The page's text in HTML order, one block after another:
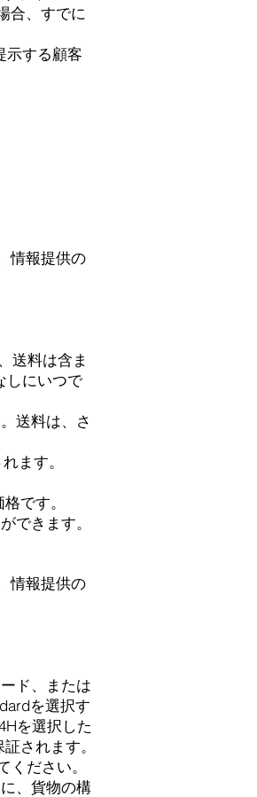
合、すでに
示する顧客
情報提供の
送料は含ま
しにいつで
送料は、さ
ます。
です。
できます。
情報提供の
ド、または
を選択す
を選択した
されます。
ださい。
、貨物の構